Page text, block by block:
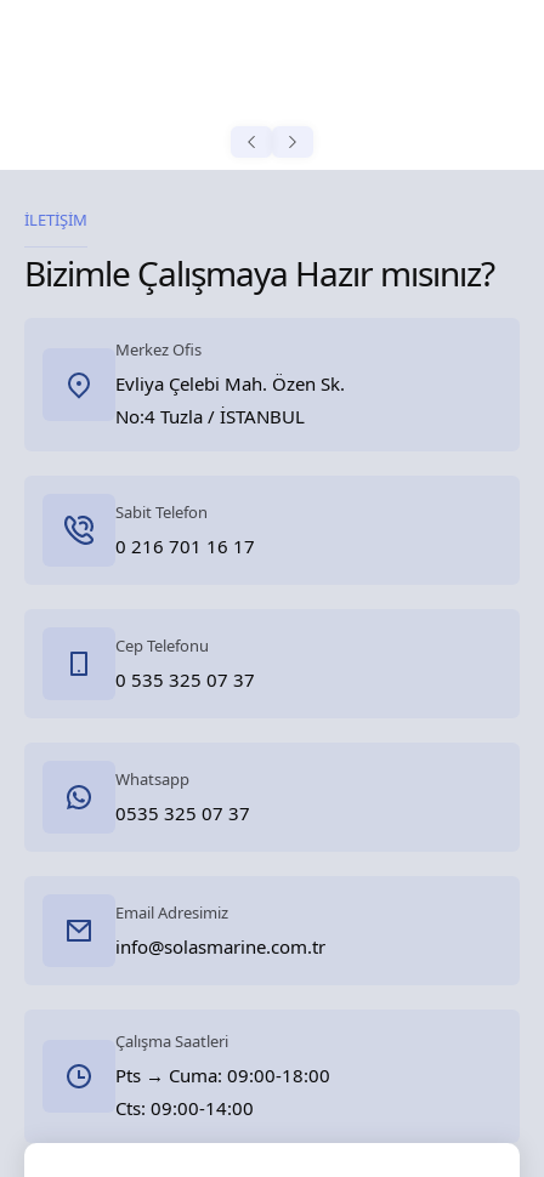
İLETİŞİM
Bizimle Çalışmaya Hazır mısınız?
Merkez Ofis
Evliya Çelebi Mah. Özen Sk.
No:4 Tuzla / İSTANBUL
Sabit Telefon
0 216 701 16 17
Cep Telefonu
0 535 325 07 37
Whatsapp
0535 325 07 37
Email Adresimiz
info@solasmarine.com.tr
Çalışma Saatleri
Pts → Cuma: 09:00-18:00
Cts: 09:00-14:00